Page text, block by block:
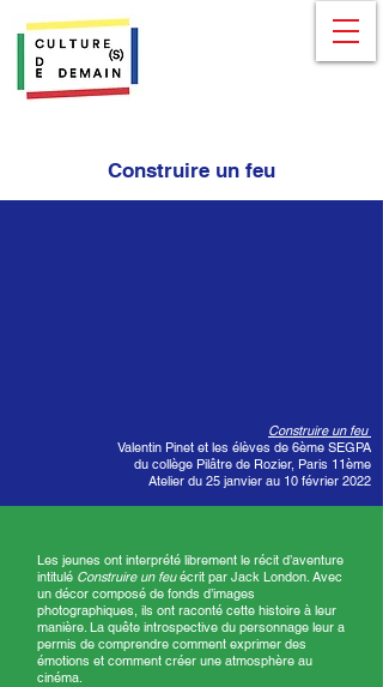
Construire un feu
Construire un feu
Valentin Pinet et les élèves de 6ème SEGPA
du collège Pilâtre de Rozier, Paris 11ème
Atelier du 25 janvier au 10 février 2022
Les jeunes ont interprété librement le récit d’aventure
intitulé Construire un feuécrit par Jack London. Avec
un décor composé de fonds d’images
photographiques, ils ont raconté cette histoire à leur
manière. La quête introspective du personnage leur a
permis de comprendre comment exprimer des
émotions et comment créer une atmosphère au
cinéma.